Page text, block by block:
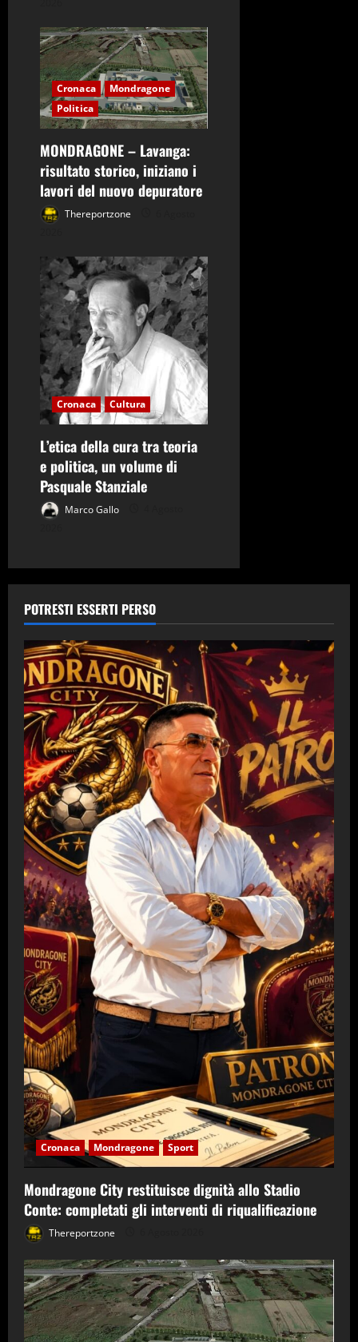
Cronaca
Mondragone
Politica
MONDRAGONE – Lavanga:
risultato storico, iniziano i
lavori del nuovo depuratore
Thereportzone
Cronaca Cultura
L’etica della cura tra teoria
e politica, un volume di
Pasquale Stanziale
Marco Gallo
POTRESTI ESSERTI PERSO
Cronaca Mondragone Sport
Mondragone City restituisce dignità allo Stadio
Conte: completati gli interventi di riqualificazione
Thereportzone